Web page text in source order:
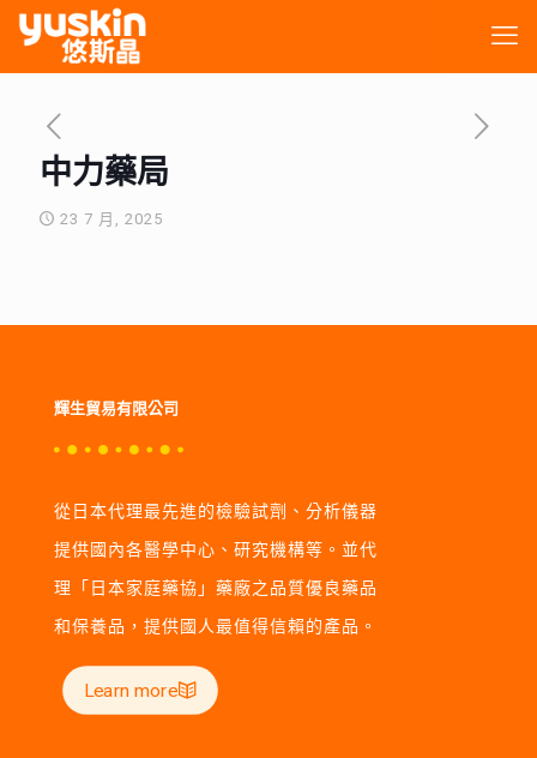
中力藥局
23 7 月, 2025
輝生貿易有限公司
從日本代理最先進的檢驗試劑、分析儀器
提供國內各醫學中心、研究機構等。並代
理「日本家庭藥協」藥廠之品質優良藥品
和保養品，提供國人最值得信賴的產品。
Learn more